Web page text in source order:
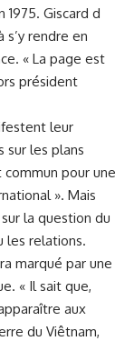
Giscard d
rendre en
« La page est
président
leur
sur les plans
pour une
». Mais
la question du
les relations.
marqué par une
« Il sait que,
aux
du Viêtnam,